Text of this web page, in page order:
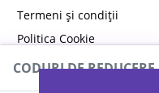
Termeni și condiții
Politica Cookie
Politica de confidențialitate
CODURI DE REDUCERE